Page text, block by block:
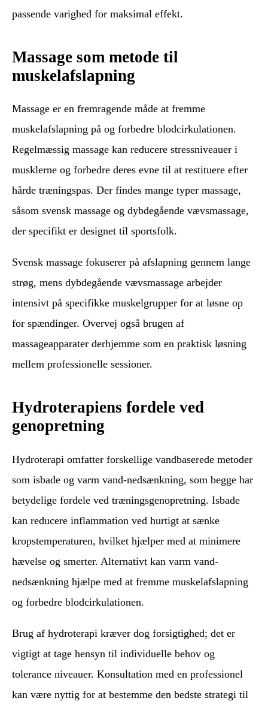
passende varighed for maksimal effekt.
Massage som metode til
muskelafslapning
Massage er en fremragende måde at fremme
muskelafslapning på og forbedre blodcirkulationen.
Regelmæssig massage kan reducere stressniveauer i
musklerne og forbedre deres evne til at restituere efter
hårde træningspas. Der findes mange typer massage,
såsom svensk massage og dybdegående vævsmassage,
der specifikt er designet til sportsfolk.
Svensk massage fokuserer på afslapning gennem lange
strøg, mens dybdegående vævsmassage arbejder
intensivt på specifikke muskelgrupper for at løsne op
for spændinger. Overvej også brugen af
massageapparater derhjemme som en praktisk løsning
mellem professionelle sessioner.
Hydroterapiens fordele ved
genopretning
Hydroterapi omfatter forskellige vandbaserede metoder
som isbade og varm vand-nedsænkning, som begge har
betydelige fordele ved træningsgenopretning. Isbade
kan reducere inflammation ved hurtigt at sænke
kropstemperaturen, hvilket hjælper med at minimere
hævelse og smerter. Alternativt kan varm vand-
nedsænkning hjælpe med at fremme muskelafslapning
og forbedre blodcirkulationen.
Brug af hydroterapi kræver dog forsigtighed; det er
vigtigt at tage hensyn til individuelle behov og
tolerance niveauer. Konsultation med en professionel
kan være nyttig for at bestemme den bedste strategi til